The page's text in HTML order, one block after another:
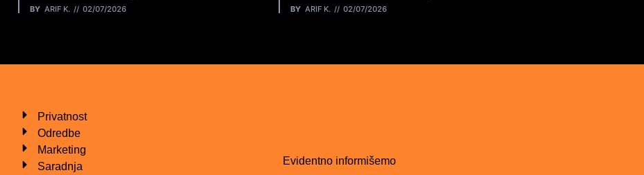
BY ARIF K. 02/07/2026 BY ARIF K. 02/07/2026
Privatnost
Odredbe
Marketing
Saradnja
Evidentno informišemo